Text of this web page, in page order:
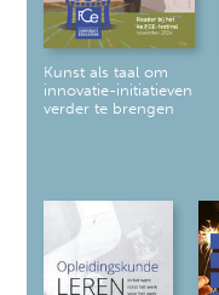
Kunst als taal om
innovatie-initiatieven
verder te brengen